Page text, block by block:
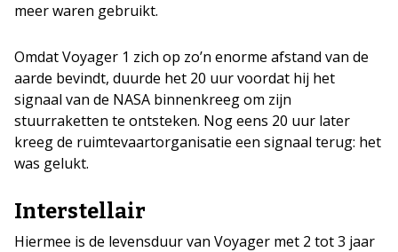
meer waren gebruikt.
Omdat Voyager 1 zich op zo’n enorme afstand van de
aarde bevindt, duurde het 20 uur voordat hij het
signaal van de NASA binnenkreeg om zijn
stuurraketten te ontsteken. Nog eens 20 uur later
kreeg de ruimtevaartorganisatie een signaal terug: het
was gelukt.
Interstellair
Hiermee is de levensduur van Voyager met 2 tot 3 jaar